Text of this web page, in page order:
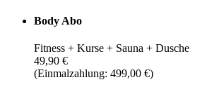
Body Abo
Fitness + Kurse + Sauna + Dusche
49,90 €
(Einmalzahlung: 499,00 €)